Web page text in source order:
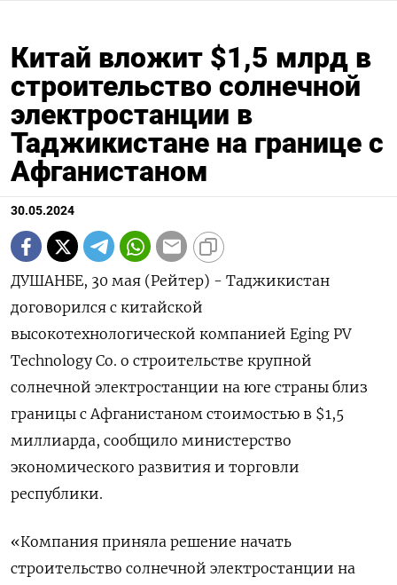
Китай вложит $1,5 млрд в
строительство солнечной
электростанции в
Таджикистане на границе с
Афганистаном
30.05.2024
ДУШАНБЕ, 30 мая (Рейтер) - Таджикистан
договорился с китайской
высокотехнологической компанией Eging PV
Technology Co. о строительстве крупной
солнечной электростанции на юге страны близ
границы с Афганистаном стоимостью в $1,5
миллиарда, сообщило министерство
экономического развития и торговли
республики.
«Компания приняла решение начать
строительство солнечной электростанции на